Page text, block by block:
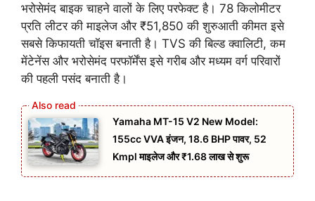
भरोसेमंद बाइक चाहने वालों के लिए परफेक्ट है। 78 किलोमीटर
प्रति लीटर की माइलेज और ₹51,850 की शुरुआती कीमत इसे
सबसे किफायती चॉइस बनाती है। TVS की बिल्ड क्वालिटी, कम
मेंटेनेंस और भरोसेमंद परफॉर्मेंस इसे गरीब और मध्यम वर्ग परिवारों
की पहली पसंद बनाती है।
Yamaha MT-15 V2 New Model:
155cc VVA इंजन, 18.6 BHP पावर, 52
Kmpl माइलेज और ₹1.68 लाख से शुरू